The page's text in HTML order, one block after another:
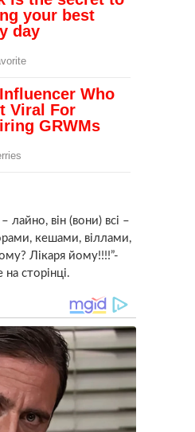
лайно, він (вони) всі –
кешами, віллами,
Лікаря йому!!!!”-
сторінці.